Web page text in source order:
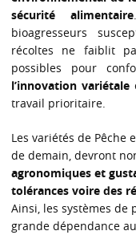
sécurité alimentaire
bioagresseurs
récoltes ne faiblit
possibles pour
l’innovation variétale
travail prioritaire.
Les variétés de Pêche
de demain, devront
agronomiques et
tolérances voire des
Ainsi, les systèmes
grande dépendance